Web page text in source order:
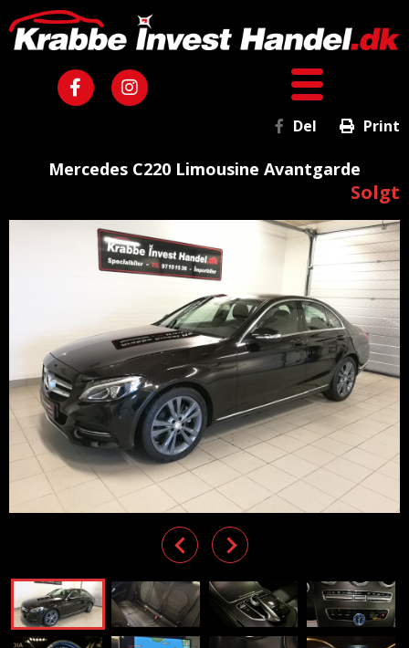
Del Print
Mercedes C220 Limousine Avantgarde
Solgt
Previous
Next